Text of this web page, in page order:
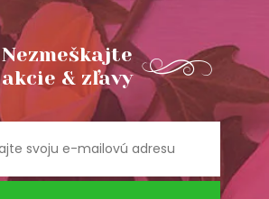
Nezmeškajte
akcie & zľavy